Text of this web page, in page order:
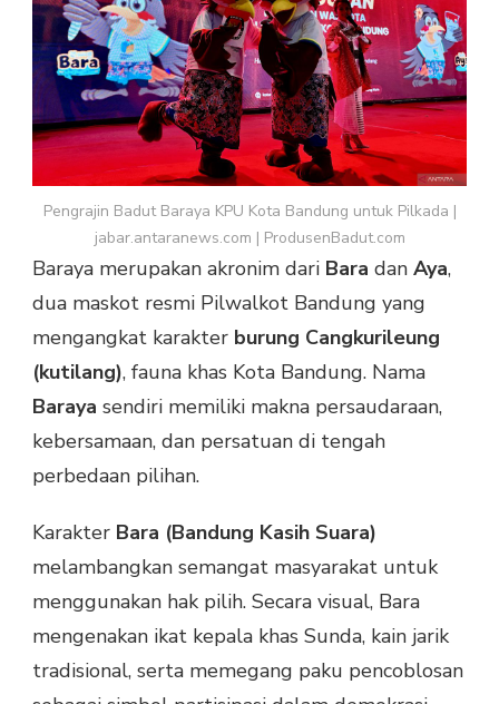
Pengrajin Badut Baraya KPU Kota Bandung untuk Pilkada |
jabar.antaranews.com | ProdusenBadut.com
Baraya merupakan akronim dari Bara dan Aya,
dua maskot resmi Pilwalkot Bandung yang
mengangkat karakter burung Cangkurileung
(kutilang), fauna khas Kota Bandung. Nama
Baraya sendiri memiliki makna persaudaraan,
kebersamaan, dan persatuan di tengah
perbedaan pilihan.
Karakter Bara (Bandung Kasih Suara)
melambangkan semangat masyarakat untuk
menggunakan hak pilih. Secara visual, Bara
mengenakan ikat kepala khas Sunda, kain jarik
tradisional, serta memegang paku pencoblosan